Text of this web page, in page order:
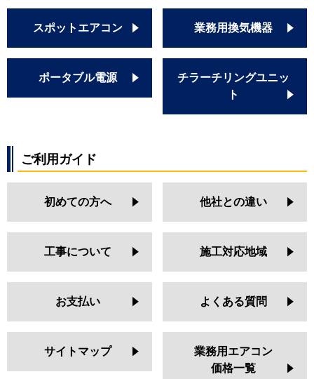
スポットエアコン 業務用換気機器
ポータブル電源
チラーチリングユニッ
ト
ご利用ガイド
初めての方へ 他社との違い
工事について 施工対応地域
お支払い よくある質問
サイトマップ
業務用エアコン
価格一覧